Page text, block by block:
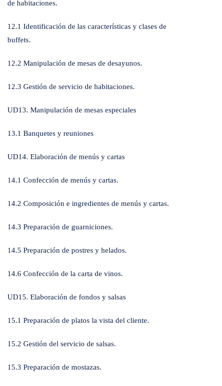
de habitaciones.
12.1 Identificación de las características y clases de
buffets.
12.2 Manipulación de mesas de desayunos.
12.3 Gestión de servicio de habitaciones.
UD13. Manipulación de mesas especiales
13.1 Banquetes y reuniones
UD14. Elaboración de menús y cartas
14.1 Confección de menús y cartas.
14.2 Composición e ingredientes de menús y cartas.
14.3 Preparación de guarniciones.
14.5 Preparación de postres y helados.
14.6 Confección de la carta de vinos.
UD15. Elaboración de fondos y salsas
15.1 Preparación de platos la vista del cliente.
15.2 Gestión del servicio de salsas.
15.3 Preparación de mostazas.